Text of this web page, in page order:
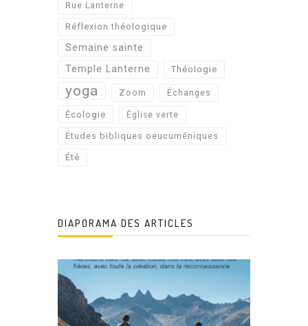
Rue Lanterne
Réflexion théologique
Semaine sainte
Temple Lanterne
Théologie
yoga Zoom Échanges
Écologie Église verte
Études bibliques oeucuméniques
Été
DIAPORAMA DES ARTICLES